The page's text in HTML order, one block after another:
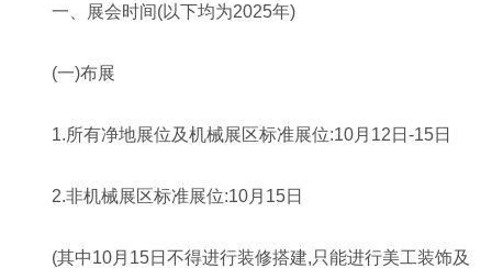
一、展会时间(以下均为2025年)
(一)布展
1.所有净地展位及机械展区标准展位:10月12日-15日
2.非机械展区标准展位:10月15日
(其中10月15日不得进行装修搭建,只能进行美工装饰及